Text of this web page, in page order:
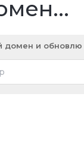
домен и